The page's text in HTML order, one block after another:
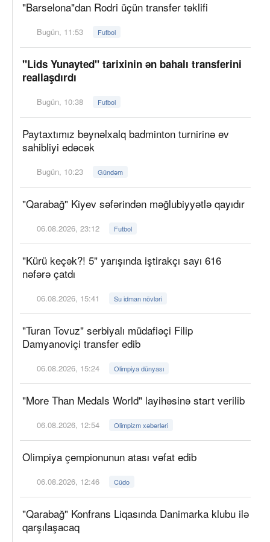
"Barselona"dan Rodri üçün transfer təklifi
Bugün, 11:53 Futbol
"Lids Yunayted" tarixinin ən bahalı transferini
reallaşdırdı
Bugün, 10:38 Futbol
Paytaxtımız beynəlxalq badminton turnirinə ev
sahibliyi edəcək
Bugün, 10:23 Gündəm
"Qarabağ" Kiyev səfərindən məğlubiyyətlə qayıdır
06.08.2026, 23:12 Futbol
"Kürü keçək?! 5" yarışında iştirakçı sayı 616
nəfərə çatdı
06.08.2026, 15:41 Su idman növləri
"Turan Tovuz" serbiyalı müdafiəçi Filip
Damyanoviçi transfer edib
06.08.2026, 15:24 Olimpiya dünyası
"More Than Medals World" layihəsinə start verilib
06.08.2026, 12:54 Olimpizm xəbərləri
Olimpiya çempionunun atası vəfat edib
06.08.2026, 12:46 Cüdo
"Qarabağ" Konfrans Liqasında Danimarka klubu ilə
qarşılaşacaq